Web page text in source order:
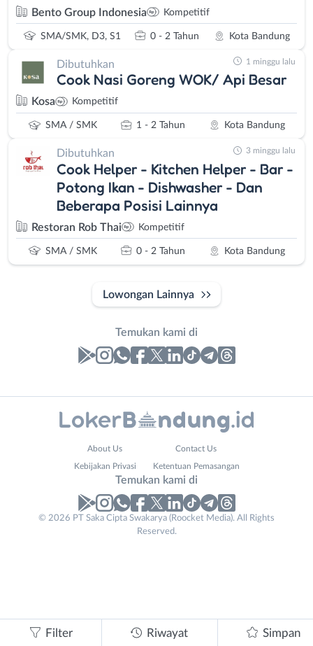
Bento Group Indonesia Kompetitif
SMA/SMK, D3, S1 0 - 2 Tahun Kota Bandung
Dibutuhkan
Cook Nasi Goreng WOK/ Api Besar
Kosa Kompetitif
SMA / SMK 1 - 2 Tahun Kota Bandung
1 minggu lalu
Dibutuhkan
Cook Helper - Kitchen Helper - Bar -
Potong Ikan - Dishwasher - Dan
Beberapa Posisi Lainnya
Restoran Rob Thai Kompetitif
SMA / SMK 0 - 2 Tahun Kota Bandung
3 minggu lalu
Lowongan Lainnya
Temukan kami di
Lowongan
No. Telp /
Asisten
Bandung
Filter Riwayat Simpan
About Us Contact Us
Kebijakan Privasi Ketentuan Pemasangan
Temukan kami di
© 2026 PT Saka Cipta Swakarya (Roocket Media). All Rights
Reserved.